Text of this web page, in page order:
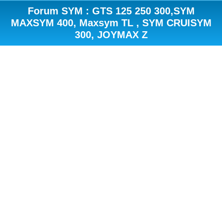
Forum SYM : GTS 125 250 300,SYM
MAXSYM 400, Maxsym TL , SYM CRUISYM
300, JOYMAX Z